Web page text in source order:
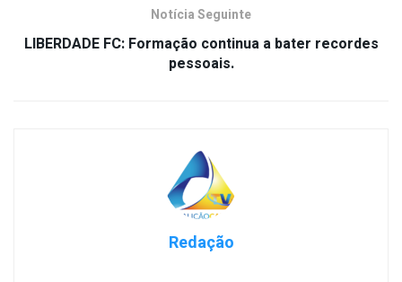
Notícia Seguinte
LIBERDADE FC: Formação continua a bater recordes
pessoais.
Redação